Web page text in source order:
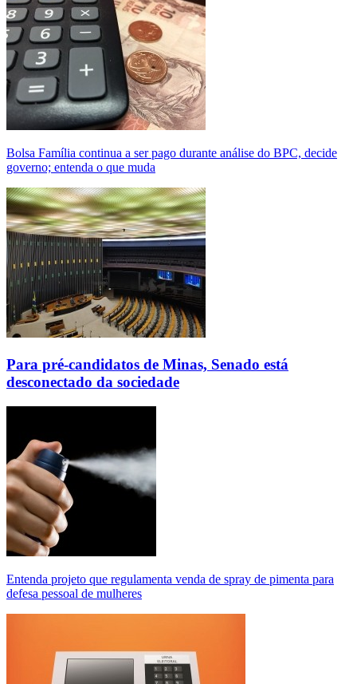
Bolsa Família continua a ser pago durante análise do BPC, decide
governo; entenda o que muda
Para pré-candidatos de Minas, Senado está
desconectado da sociedade
Entenda projeto que regulamenta venda de spray de pimenta para
defesa pessoal de mulheres